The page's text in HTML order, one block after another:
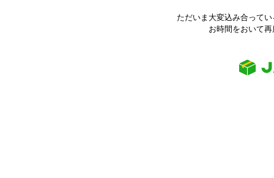
ただいま大変込み合って
お時間をおいて